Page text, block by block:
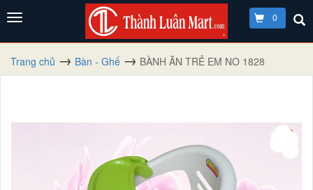
0
Trang chủ Bàn - Ghế BÀNH ĂN TRẺ EM NO 1828